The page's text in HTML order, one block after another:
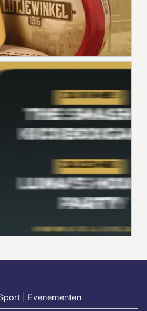
| Evenementen